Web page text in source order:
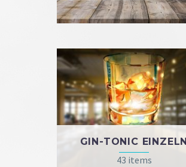
GIN-TONIC EINZELN
43 items